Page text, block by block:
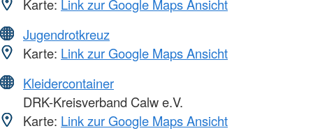
Karte: Link zur Google Maps Ansicht
Jugendrotkreuz
Karte: Link zur Google Maps Ansicht
Kleidercontainer
DRK-Kreisverband Calw e.V.
Karte: Link zur Google Maps Ansicht